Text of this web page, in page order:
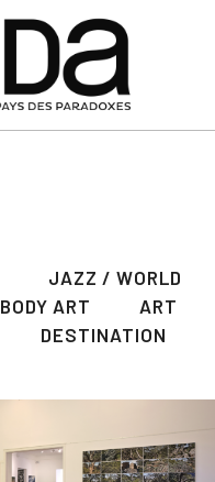
JAZZ / WORLD
BODY ART ART
DESTINATION